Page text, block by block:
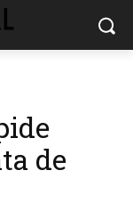
de